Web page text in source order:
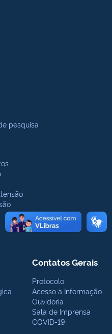
pesquisa
Contatos Gerais
Protocolo
Acesso à Informação
Ouvidoria
Sala de Imprensa
COVID-19